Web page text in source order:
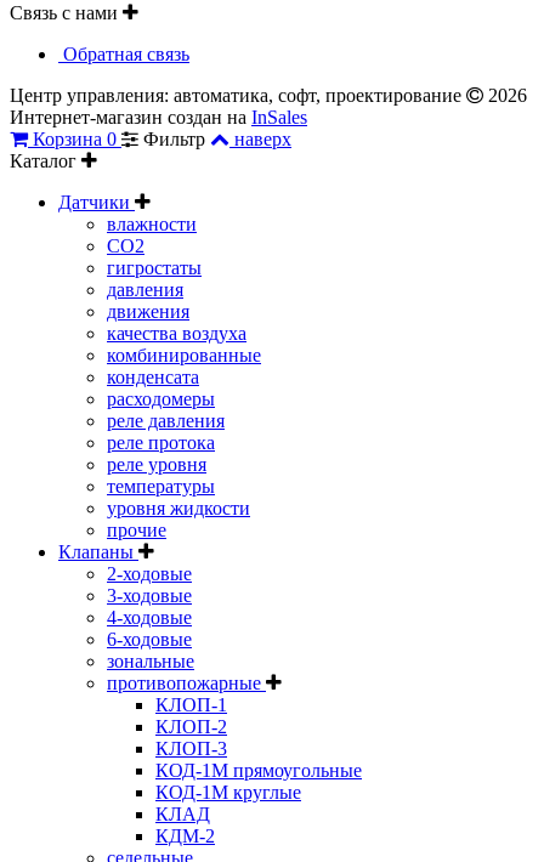
Связь с нами
Обратная связь
Центр управления: автоматика, софт, проектирование
2026
Интернет-магазин создан на InSales
Корзина 0 Фильтр
наверх
Каталог
Датчики
влажности
CO2
гигростаты
давления
движения
качества воздуха
комбинированные
конденсата
расходомеры
реле давления
реле протока
реле уровня
температуры
уровня жидкости
прочие
Клапаны
2-ходовые
3-ходовые
4-ходовые
6-ходовые
зональные
противопожарные
КЛОП-1
КЛОП-2
КЛОП-3
КОД-1М прямоугольные
КОД-1М круглые
КЛАД
КДМ-2
седельные